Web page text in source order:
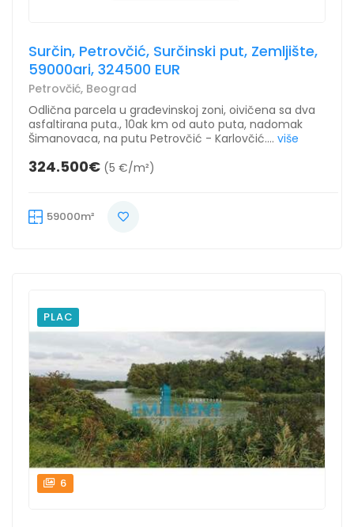
Surčin, Petrovčić, Surčinski put, Zemljište,
59000ari, 324500 EUR
Petrovčić, Beograd
Odlična parcela u građevinskoj zoni, oivičena sa dva
asfaltirana puta., 10ak km od auto puta, nadomak
Šimanovaca, na putu Petrovčić - Karlovčić.... više
324.500€ (5 €/m²)
59000m²
PLAC
6